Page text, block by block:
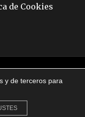
de Cookies
y de terceros para